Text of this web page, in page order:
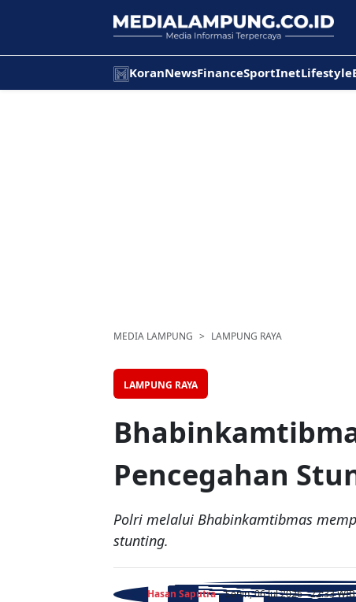
KoranNewsFinanceSportInetLifestyle
MEDIA LAMPUNG LAMPUNG RAYA
LAMPUNG RAYA
Pencegahan
Polri melalui Bhabinkamtibmas
stunting.
Hasan Saputra - Senin, 06 Jul 2026 - 22:33 WIB